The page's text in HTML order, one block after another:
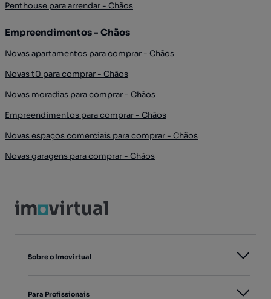
Penthouse para arrendar - Chãos
Empreendimentos - Chãos
Novas apartamentos para comprar - Chãos
Novas t0 para comprar - Chãos
Novas moradias para comprar - Chãos
Empreendimentos para comprar - Chãos
Novas espaços comerciais para comprar - Chãos
Novas garagens para comprar - Chãos
Sobre o Imovirtual
Para Profissionais